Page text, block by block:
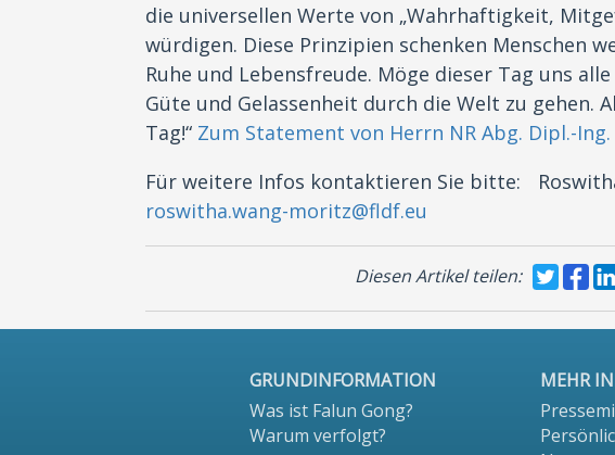
die universellen Werte von „Wahrhaftigkeit,
würdigen. Diese Prinzipien schenken Menschen
Ruhe und Lebensfreude. Möge dieser Tag uns
Güte und Gelassenheit durch die Welt zu gehen.
Tag!“ Zum Statement von Herrn NR Abg. Dipl.-
Für weitere Infos kontaktieren Sie bitte:
roswitha.wang-moritz@fldf.eu
Diesen Artikel teilen:
GRUNDINFORMATION
Was ist Falun Gong?
Warum verfolgt?
MEHR